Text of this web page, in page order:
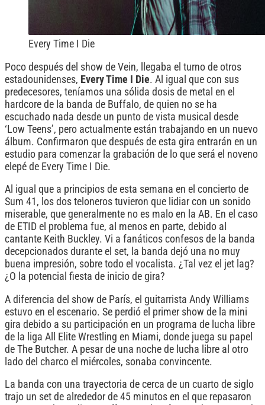
Every Time I Die
Poco después del show de Vein, llegaba el turno de otros
estadounidenses, Every Time I Die. Al igual que con sus
predecesores, teníamos una sólida dosis de metal en el
hardcore de la banda de Buffalo, de quien no se ha
escuchado nada desde un punto de vista musical desde
‘Low Teens’, pero actualmente están trabajando en un nuevo
álbum. Confirmaron que después de esta gira entrarán en un
estudio para comenzar la grabación de lo que será el noveno
elepé de Every Time I Die.
Al igual que a principios de esta semana en el concierto de
Sum 41, los dos teloneros tuvieron que lidiar con un sonido
miserable, que generalmente no es malo en la AB. En el caso
de ETID el problema fue, al menos en parte, debido al
cantante Keith Buckley. Vi a fanáticos confesos de la banda
decepcionados durante el set, la banda dejó una no muy
buena impresión, sobre todo el vocalista. ¿Tal vez el jet lag?
¿O la potencial fiesta de inicio de gira?
A diferencia del show de París, el guitarrista Andy Williams
estuvo en el escenario. Se perdió el primer show de la mini
gira debido a su participación en un programa de lucha libre
de la liga All Elite Wrestling en Miami, donde juega su papel
de The Butcher. A pesar de una noche de lucha libre al otro
lado del charco el miércoles, sonaba convincente.
La banda con una trayectoria de cerca de un cuarto de siglo
trajo un set de alrededor de 45 minutos en el que repasaron